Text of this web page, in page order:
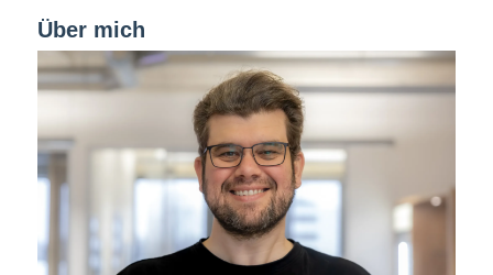
Über mich